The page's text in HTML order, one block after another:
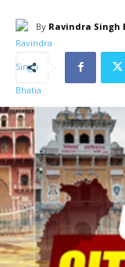
By Ravindra Singh